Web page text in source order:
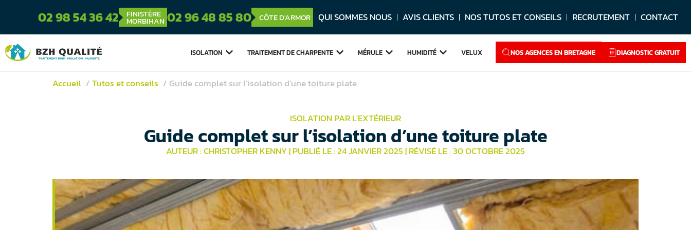
02 98 54 36 42 FINISTÈRE
MORBIHAN 02 96 48 85 80 CÔTE D'ARMOR QUI SOMMES NOUS AVIS CLIENTS NOS TUTOS ET CONSEILS RECRUTEMENT CONTACT
ISOLATION TRAITEMENT DECHARPENTE MÉRULE HUMIDITÉ VELUX NOS AGENCES EN BRETAGNE DIAGNOSTIC GRATUIT
Accueil Tutos et conseils Guide complet sur l’isolation d’une toiture plate
ISOLATION PAR L'EXTÉRIEUR
Guide complet sur l’isolation d’une toiture plate
AUTEUR : CHRISTOPHER KENNY|PUBLIÉ LE : 24 JANVIER 2025|RÉVISÉ LE : 30 OCTOBRE 2025